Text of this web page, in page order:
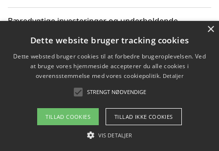
Bæredygtige investeringer og underholdende
Sådan kan online møder for virksomheder fremme
grønne investeringer
Copyright 2026 - Pilanto Aps
Om / kontakt
×
Dette website bruger tracking cookies
Dette websted bruger cookies til at forbedre brugeroplevelsen. Ved
at bruge vores hjemmeside accepterer du alle cookies i
overensstemmelse med vores cookiepolitik. Detaljer
STRENGT NØDVENDIGE
TILLAD COOKIES TILLAD IKKE COOKIES
VIS DETALJER